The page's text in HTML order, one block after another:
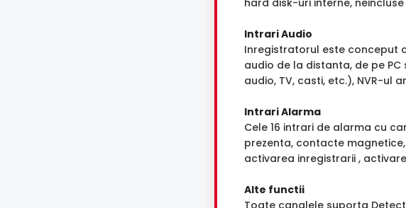
hard disk-uri interne,
Intrari Audio
Inregistratorul este conceput
audio de la distanta, de pe
audio, TV, casti, etc.), NVR-ul
Intrari Alarma
Cele 16 intrari de alarma cu
prezenta, contacte
activarea inregistrarii ,
Alte functii